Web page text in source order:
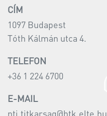
CÍM
1097 Budapest
Tóth Kálmán utca 4.
TELEFON
+36 1 224 6700
E-MAIL
nti.titkarsag@htk.elte.hu